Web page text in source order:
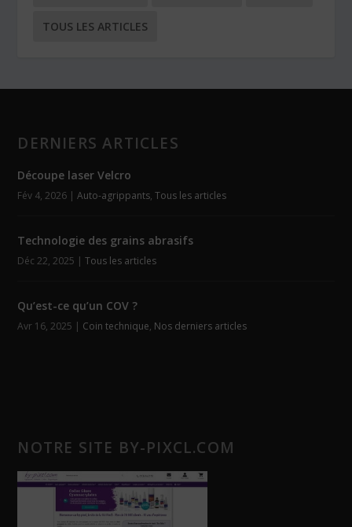
TOUS LES ARTICLES
DERNIERS ARTICLES
Découpe laser Velcro
Fév 4, 2026 |Auto-agrippants,Tous les articles
Technologie des grains abrasifs
Déc 22, 2025 |Tous les articles
Qu’est-ce qu’un COV ?
Avr 16, 2025 | Coin technique, Nos derniers articles
NOTRE SITE BY-PIXCL.COM